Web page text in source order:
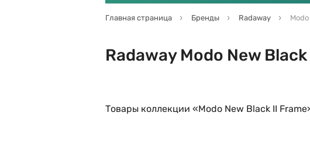
Главная страница Бренды Radaway
Radaway Modo New
Товары коллекции «Modo New Black II